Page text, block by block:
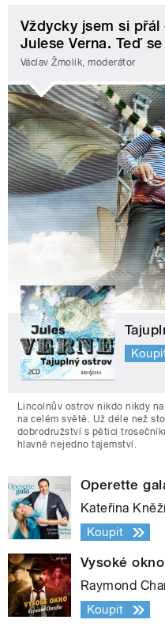
Vždycky jsem si
Julese Verna. Teď
Václav Žmolík, moderátor
Lincolnův ostrov nikdo nikdy
na celém světě. Už déle než
dobrodružství s pěticí
hlavně nejedno tajemství.
Operette
Kateřina
Koupit
Vysoké okno
Raymond
Koupit